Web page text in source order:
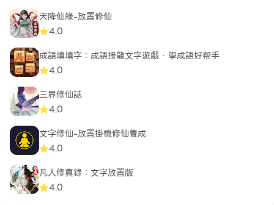
天降仙緣-放置修仙
4.0
成語填填字：成語接龍文字遊戲 · 學成語好帮手
4.0
三界修仙誌
4.0
文字修仙-放置掛機修仙養成
4.0
凡人修真錄：文字放置版
4.0